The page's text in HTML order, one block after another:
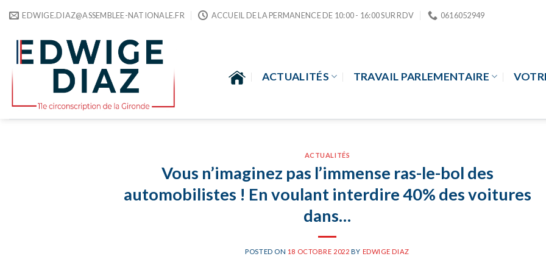
content
EDWIGE.DIAZ@ASSEMBLEE-NATIONALE.FR ACCUEIL DE LA PERMANENCE DE 10:00 - 16:00 SUR RDV 0616052949
ACTUALITÉS TRAVAIL PARLEMENTAIRE
ACTUALITÉS
Vous n’imaginez pas l’immense ras-le-bol des
automobilistes ! En voulant interdire 40% des voitures
dans…
POSTED ON 18 OCTOBRE 2022 BY EDWIGE DIAZ